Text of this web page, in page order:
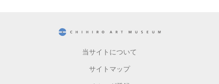
当サイトについて
サイトマップ